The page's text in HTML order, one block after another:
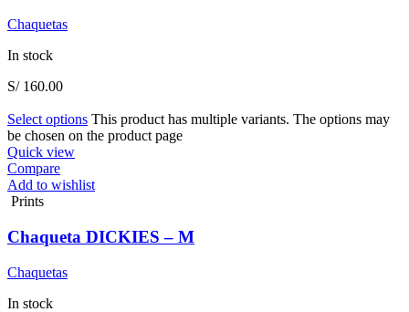
Chaquetas
In stock
S/160.00
Select options This product has multiple variants. The options may
be chosen on the product page
Quick view
Compare
Add to wishlist
Prints
Chaqueta DICKIES – M
Chaquetas
In stock